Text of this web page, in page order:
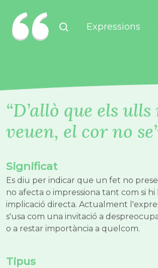
Expressions
D’allò que els ulls
veuen, el cor no
Significat
Es diu per indicar que un fet no
no afecta o impressiona tant com si
implicació directa. Actualment
s'usa com una invitació a
o a restar importància a quelcom.
Tipus